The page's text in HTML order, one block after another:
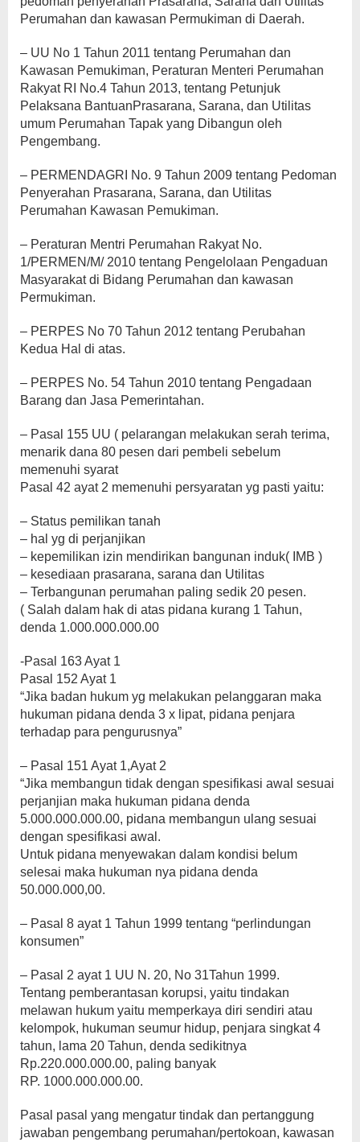
Perumahan dan kawasan Permukiman di Daerah.
– UU No 1 Tahun 2011 tentang Perumahan dan
Kawasan Pemukiman, Peraturan Menteri Perumahan
Rakyat RI No.4 Tahun 2013, tentang Petunjuk
Pelaksana BantuanPrasarana, Sarana, dan Utilitas
umum Perumahan Tapak yang Dibangun oleh
Pengembang.
– PERMENDAGRI No. 9 Tahun 2009 tentang Pedoman
Penyerahan Prasarana, Sarana, dan Utilitas
Perumahan Kawasan Pemukiman.
– Peraturan Mentri Perumahan Rakyat No.
1/PERMEN/M/ 2010 tentang Pengelolaan Pengaduan
Masyarakat di Bidang Perumahan dan kawasan
Permukiman.
– PERPES No 70 Tahun 2012 tentang Perubahan
Kedua Hal di atas.
– PERPES No. 54 Tahun 2010 tentang Pengadaan
Barang dan Jasa Pemerintahan.
– Pasal 155 UU ( pelarangan melakukan serah terima,
menarik dana 80 pesen dari pembeli sebelum
memenuhi syarat
Pasal 42 ayat 2 memenuhi persyaratan yg pasti yaitu:
– Status pemilikan tanah
– hal yg di perjanjikan
– kepemilikan izin mendirikan bangunan induk( IMB )
– kesediaan prasarana, sarana dan Utilitas
– Terbangunan perumahan paling sedik 20 pesen.
( Salah dalam hak di atas pidana kurang 1 Tahun,
denda 1.000.000.000.00
-Pasal 163 Ayat 1
Pasal 152 Ayat 1
“Jika badan hukum yg melakukan pelanggaran maka
hukuman pidana denda 3 x lipat, pidana penjara
terhadap para pengurusnya”
– Pasal 151 Ayat 1,Ayat 2
“Jika membangun tidak dengan spesifikasi awal sesuai
perjanjian maka hukuman pidana denda
5.000.000.000.00, pidana membangun ulang sesuai
dengan spesifikasi awal.
Untuk pidana menyewakan dalam kondisi belum
selesai maka hukuman nya pidana denda
50.000.000,00.
– Pasal 8 ayat 1 Tahun 1999 tentang “perlindungan
konsumen”
– Pasal 2 ayat 1 UU N. 20, No 31Tahun 1999.
Tentang pemberantasan korupsi, yaitu tindakan
melawan hukum yaitu memperkaya diri sendiri atau
kelompok, hukuman seumur hidup, penjara singkat 4
tahun, lama 20 Tahun, denda sedikitnya
Rp.220.000.000.00, paling banyak
RP. 1000.000.000.00.
Pasal pasal yang mengatur tindak dan pertanggung
jawaban pengembang perumahan/pertokoan, kawasan